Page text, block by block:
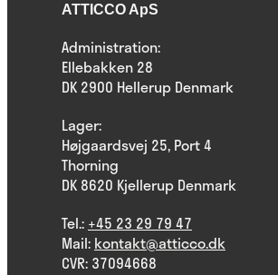
ATTICCO ApS
Administration:
Ellebakken 28
DK 2900 Hellerup Denmark
Lager:
Højgaardsvej 25, Port 4
Thorning
DK 8620 Kjellerup Denmark
Tel.: +45 23 29 79 47
Mail: kontakt@atticco.dk
CVR: 37094668